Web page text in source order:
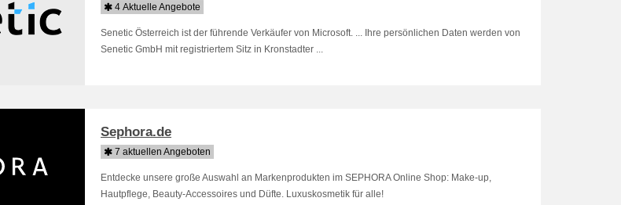
4 Aktuelle Angebote
Senetic Österreich ist der führende Verkäufer von Microsoft. ... Ihre persönlichen Daten werden von
Senetic GmbH mit registriertem Sitz in Kronstadter ...
Sephora.de
7 aktuellen Angeboten
Entdecke unsere große Auswahl an Markenprodukten im SEPHORA Online Shop: Make-up,
Hautpflege, Beauty-Accessoires und Düfte. Luxuskosmetik für alle!